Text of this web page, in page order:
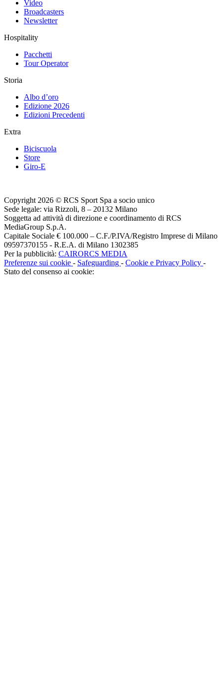
Video
Broadcasters
Newsletter
Hospitality
Pacchetti
Tour Operator
Storia
Albo d’oro
Edizione 2026
Edizioni Precedenti
Extra
Biciscuola
Store
Giro-E
Copyright 2026 © RCS Sport Spa a socio unico
Sede legale: via Rizzoli, 8 – 20132 Milano
Soggetta ad attività di direzione e coordinamento di RCS
MediaGroup S.p.A.
Capitale Sociale € 100.000 – C.F./P.IVA/Registro Imprese di Milano
09597370155 - R.E.A. di Milano 1302385
Per la pubblicità: CAIRORCS MEDIA
Preferenze sui cookie - Safeguarding - Cookie e Privacy Policy -
Stato del consenso ai cookie: